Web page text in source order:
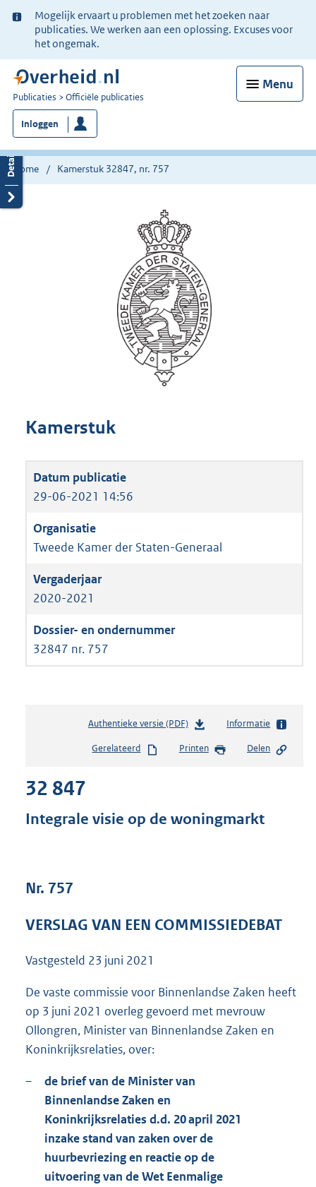
Ter
informatie:
Mogelijk ervaart u problemen met het zoeken naar
publicaties. We werken aan een oplossing. Excuses voor
het ongemak.
Menu
U
bent
nu
hier:
Publicaties Officiële publicaties
Inloggen
Home Kamerstuk 32847, nr. 757
Kamerstuk
29-06-2021 14:56
Tweede Kamer der Staten-Generaal
2020-2021
32847 nr. 757
Authentieke versie (PDF)b
s
s
e
9
K
Informatie
Gerelateerd Printen Delen
32 847
Integrale visie op de woningmarkt
Nr. 757
VERSLAG VAN EEN COMMISSIEDEBAT
Vastgesteld 23 juni 2021
De vaste commissie voor Binnenlandse Zaken heeft
op 3 juni 2021 overleg gevoerd met mevrouw
Ollongren, Minister van Binnenlandse Zaken en
Koninkrijksrelaties, over:
–
de brief van de Minister van
Binnenlandse Zaken en
Koninkrijksrelaties d.d. 20 april 2021
inzake stand van zaken over de
huurbevriezing en reactie op de
uitvoering van de Wet Eenmalige